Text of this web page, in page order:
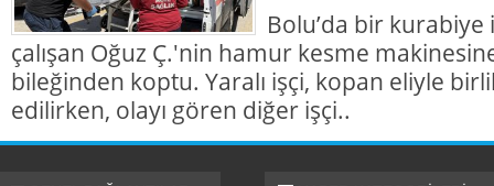
Bolu’da bir
çalışan Oğuz Ç.'nin hamur kesme
bileğinden koptu. Yaralı işçi, kopan eliyle
edilirken, olayı gören diğer işçi..